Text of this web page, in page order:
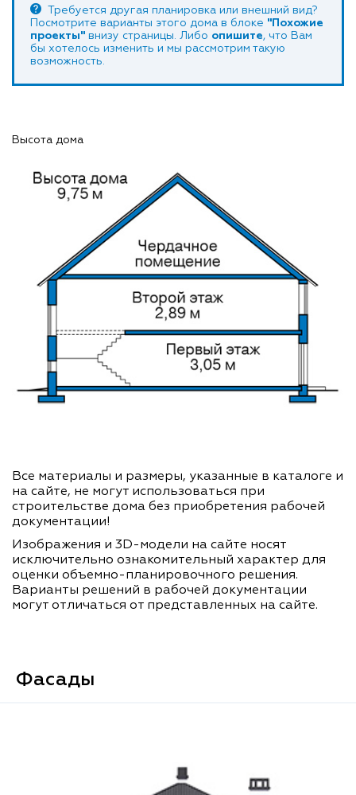
Требуется другая планировка или внешний вид?
Посмотрите варианты этого дома в блоке "Похожие
проекты" внизу страницы. Либо опишите, что Вам
бы хотелось изменить и мы рассмотрим такую
возможность.
Высота дома
Все материалы и размеры, указанные в каталоге и
на сайте, не могут использоваться при
строительстве дома без приобретения рабочей
документации!
Изображения и 3D-модели на сайте носят
исключительно ознакомительный характер для
оценки объемно-планировочного решения.
Варианты решений в рабочей документации
могут отличаться от представленных на сайте.
Фасады